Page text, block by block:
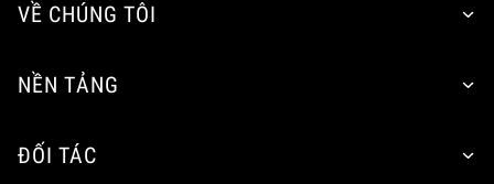
VỀ CHÚNG TÔI
NỀN TẢNG
ĐỐI TÁC